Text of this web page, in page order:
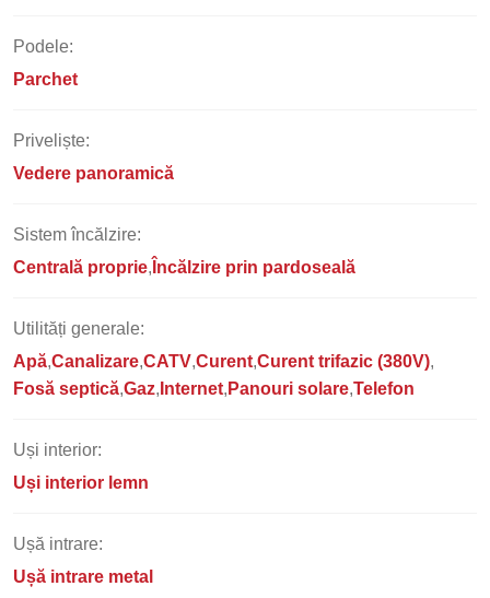
Podele:
Parchet
Priveliște:
Vedere panoramică
Sistem încălzire:
Centrală proprie Încălzire prin pardoseală
Utilități generale:
Apă Canalizare CATV Curent Curent trifazic (380V)
Fosă septică Gaz Internet Panouri solare Telefon
Uși interior:
Uși interior lemn
Ușă intrare:
Ușă intrare metal